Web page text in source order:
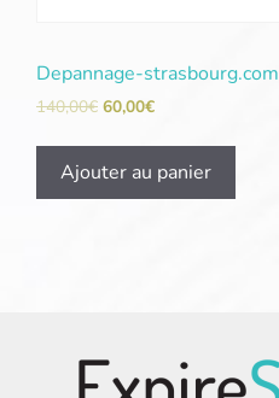
Depannage-strasbourg.com
140,00€ 60,00€
Ajouter au panier